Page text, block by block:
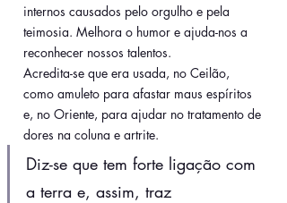
internos causados pelo orgulho e pela
teimosia. Melhora o humor e ajuda-nos a
reconhecer nossos talentos.
Acredita-se que era usada, no Ceilão,
como amuleto para afastar maus espíritos
e, no Oriente, para ajudar no tratamento de
dores na coluna e artrite.
Diz-se que tem forte ligação com
a terra e, assim, traz